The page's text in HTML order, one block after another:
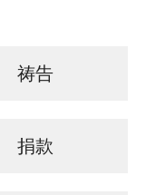
祷告
捐款